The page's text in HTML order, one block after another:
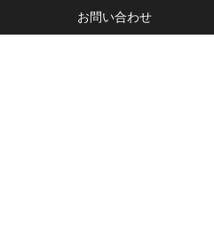
お問い合わせ